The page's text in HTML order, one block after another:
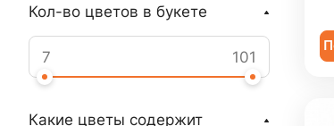
Кол-во цветов в букете
Какие цветы содержит